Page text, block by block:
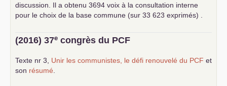
discussion. Il a obtenu 3694 voix à la consultation interne
pour le choix de la base commune (sur 33 623 exprimés) .
(2016) 37e congrès du PCF
Texte nr 3, Unir les communistes, le défi renouvelé du PCF et
son résumé.